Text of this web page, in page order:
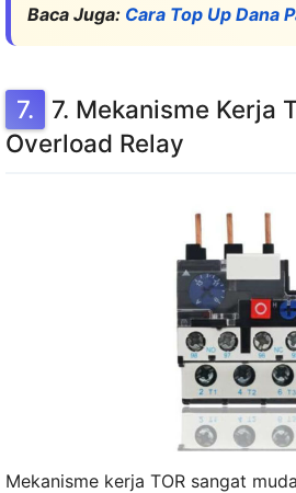
Baca Juga: Cara Top Up Dana
7. Mekanisme Kerja
Overload Relay
Mekanisme kerja TOR sangat